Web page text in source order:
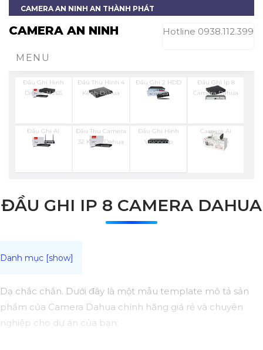
CAMERA AN NINH AN THÀNH PHÁT
CAMERA AN NINH Hotline 0938.112.399
MENU
Đầu Ghi Hình
Dahua H.265
Đầu Thu Hình 4
Kênh Dahua
Đầu Ghi 2 HDD
Dahua
Đầu Ghi Ip 8
Camera Dahua
Đầu Ghi AI
Dahua
Đầu Thu Camera
32 Kênh Dahua
Đầu Ghi Hình
Visioncop
Camera Ai
Hikvision
ĐẦU GHI IP 8 CAMERA DAHUA
Dạ chắc chắn. Dưới đây là một mẫu template mô tả sản
phẩm của Camera Dahua chính hãng giá rẻ và chuyên
nghiệp cho dự án của bạn: